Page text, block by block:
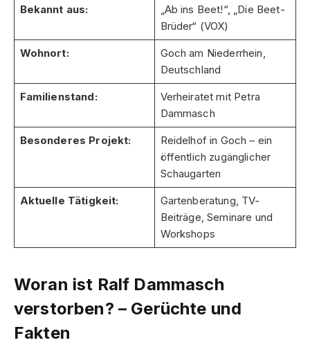
Bekannt aus:
„Ab ins Beet!“, „Die Beet-
Brüder“ (VOX)
Wohnort:
Goch am Niederrhein,
Deutschland
Familienstand:
Verheiratet mit Petra
Dammasch
Besonderes Projekt:
Reidelhof in Goch – ein
öffentlich zugänglicher
Schaugarten
Aktuelle Tätigkeit:
Gartenberatung, TV-
Beiträge, Seminare und
Workshops
Woran ist Ralf Dammasch
verstorben? – Gerüchte und
Fakten